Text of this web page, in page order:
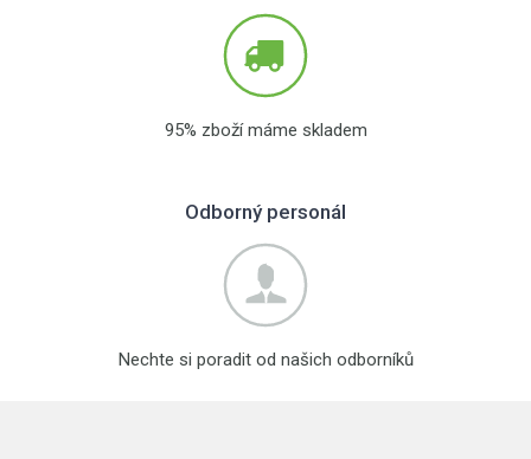
95% zboží máme skladem
Odborný personál
Nechte si poradit od našich odborníků